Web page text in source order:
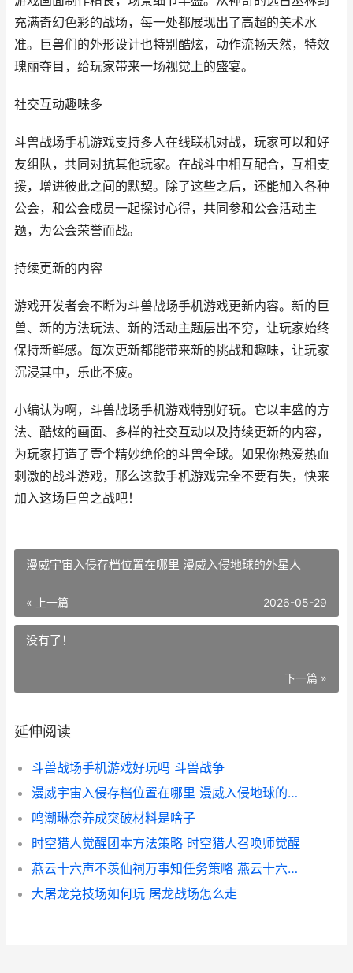
充满奇幻色彩的战场，每一处都展现出了高超的美术水
准。巨兽们的外形设计也特别酷炫，动作流畅天然，特效
瑰丽夺目，给玩家带来一场视觉上的盛宴。
社交互动趣味多
斗兽战场手机游戏支持多人在线联机对战，玩家可以和好
友组队，共同对抗其他玩家。在战斗中相互配合，互相支
援，增进彼此之间的默契。除了这些之后，还能加入各种
公会，和公会成员一起探讨心得，共同参和公会活动主
题，为公会荣誉而战。
持续更新的内容
游戏开发者会不断为斗兽战场手机游戏更新内容。新的巨
兽、新的方法玩法、新的活动主题层出不穷，让玩家始终
保持新鲜感。每次更新都能带来新的挑战和趣味，让玩家
沉浸其中，乐此不疲。
小编认为啊，斗兽战场手机游戏特别好玩。它以丰盛的方
法、酷炫的画面、多样的社交互动以及持续更新的内容，
为玩家打造了壹个精妙绝伦的斗兽全球。如果你热爱热血
刺激的战斗游戏，那么这款手机游戏完全不要有失，快来
加入这场巨兽之战吧！
漫威宇宙入侵存档位置在哪里 漫威入侵地球的外星人
« 上一篇 2026-05-29
没有了！
下一篇 »
延伸阅读
斗兽战场手机游戏好玩吗 斗兽战争
漫威宇宙入侵存档位置在哪里 漫威入侵地球的外星人
鸣潮琳奈养成突破材料是啥子
时空猎人觉醒团本方法策略 时空猎人召唤师觉醒
燕云十六声不羡仙祠万事知任务策略 燕云十六声不羡仙被烧前必须做的任务
大屠龙竞技场如何玩 屠龙战场怎么走